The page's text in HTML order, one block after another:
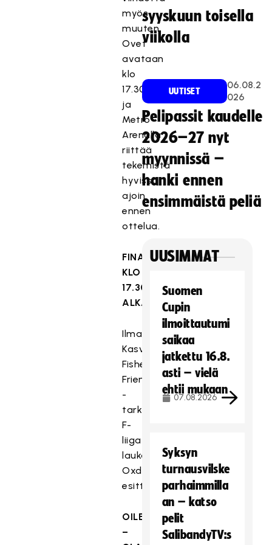
myös
muuten.
Ovet
avataan
klo
17.30,
ja
Metro
Arenalla
riittää
tekemistä
hyvissä
ajoin
ennen
ottelua.
FINAALIOHJELMA
KLO
17.30
ALKAEN:
Ilmapallotaikuri
Kasvomaalaus
Fisherman`s
Friend
-
tarkkuuslaukaus
F-
liiga-
laukaisupiste
Oxdog-
esittelypiste
OILERS
–
syyskuun toisella
viikolla
UUTISET
06.08.2
026
Pelipassit kaudelle
2026–27 nyt
myynnissä –
hanki ennen
ensimmäistä peliä
UUSIMMAT
Suomen
Cupin
ilmoittautumi
saikaa
jatkettu 16.8.
asti – vielä
ehtii mukaan
07.08.2026
Syksyn
turnausvilske
parhaimmilla
an – katso
pelit
SalibandyTV:s